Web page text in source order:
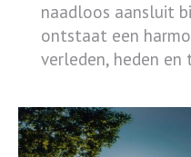
naadloos aansluit
ontstaat een
verleden, heden en